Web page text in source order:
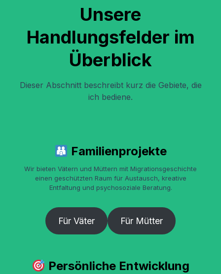
Unsere
Handlungsfelder im
Überblick
Dieser Abschnitt beschreibt kurz die Gebiete, die
ich bediene.
Familienprojekte
Wir bieten Vätern und Müttern mit Migrationsgeschichte
einen geschützten Raum für Austausch, kreative
Entfaltung und psychosoziale Beratung.
Für Väter Für Mütter
Persönliche Entwicklung